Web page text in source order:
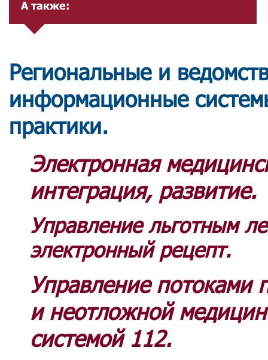
А также:
Региональные и
информационные
практики.
Электронная
интеграция, развитие.
Управление льготным
электронный рецепт.
Управление потоками
и неотложной
системой 112.